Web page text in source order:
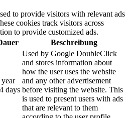
to provide visitors with relevant ads
cookies track visitors across
to provide customized ads.
Beschreibung
year
days
Used by Google DoubleClick
and stores information about
how the user uses the website
and any other advertisement
before visiting the website. This
is used to present users with ads
that are relevant to them